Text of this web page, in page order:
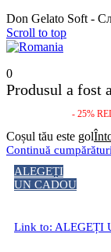
Don Gelato Soft -
Scroll to top
0
Produsul a fost
- 25%
Coșul tău este gol
Continuă
ALEGEȚI
UN CADOU
Link to: ALEGEȚI